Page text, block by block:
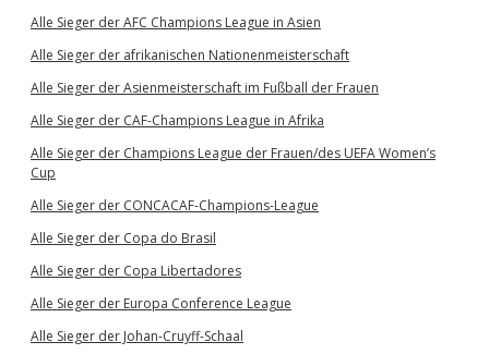
Alle Sieger der AFC Champions League in Asien
Alle Sieger der afrikanischen Nationenmeisterschaft
Alle Sieger der Asienmeisterschaft im Fußball der Frauen
Alle Sieger der CAF-Champions League in Afrika
Alle Sieger der Champions League der Frauen/des UEFA Women’s
Cup
Alle Sieger der CONCACAF-Champions-League
Alle Sieger der Copa do Brasil
Alle Sieger der Copa Libertadores
Alle Sieger der Europa Conference League
Alle Sieger der Johan-Cruyff-Schaal